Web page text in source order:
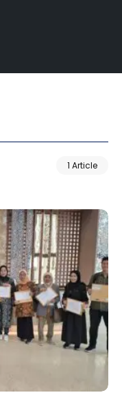
1 Article